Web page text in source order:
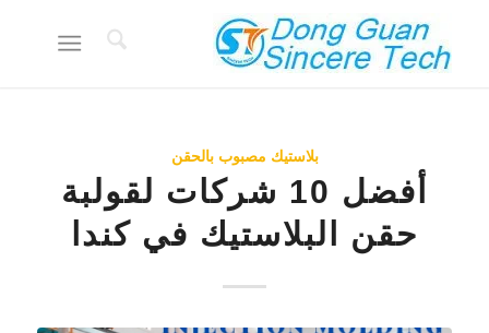
بلاستيك مصبوب بالحقن
أفضل 10 شركات لقولبة
حقن البلاستيك في كندا